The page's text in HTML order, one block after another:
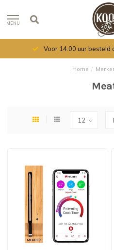
MENU
Voor 14.00 uur
Home /